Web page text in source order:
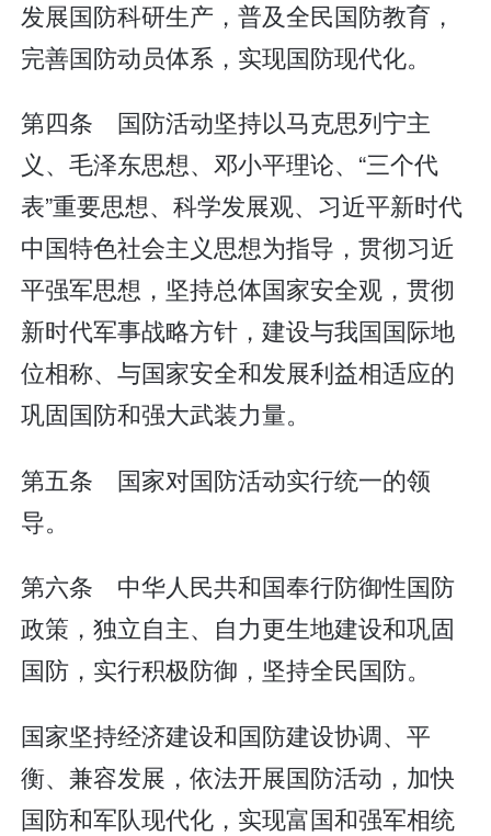
发展国防科研生产，普及全民国防教育，
完善国防动员体系，实现国防现代化。
第四条 国防活动坚持以马克思列宁主
义、毛泽东思想、邓小平理论、“三个代
表”重要思想、科学发展观、习近平新时代
中国特色社会主义思想为指导，贯彻习近
平强军思想，坚持总体国家安全观，贯彻
新时代军事战略方针，建设与我国国际地
位相称、与国家安全和发展利益相适应的
巩固国防和强大武装力量。
第五条 国家对国防活动实行统一的领
导。
第六条 中华人民共和国奉行防御性国防
政策，独立自主、自力更生地建设和巩固
国防，实行积极防御，坚持全民国防。
国家坚持经济建设和国防建设协调、平
衡、兼容发展，依法开展国防活动，加快
国防和军队现代化，实现富国和强军相统